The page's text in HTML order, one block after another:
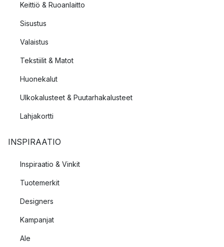
Keittiö & Ruoanlaitto
Sisustus
Valaistus
Tekstiilit & Matot
Huonekalut
Ulkokalusteet & Puutarhakalusteet
Lahjakortti
INSPIRAATIO
Inspiraatio & Vinkit
Tuotemerkit
Designers
Kampanjat
Ale